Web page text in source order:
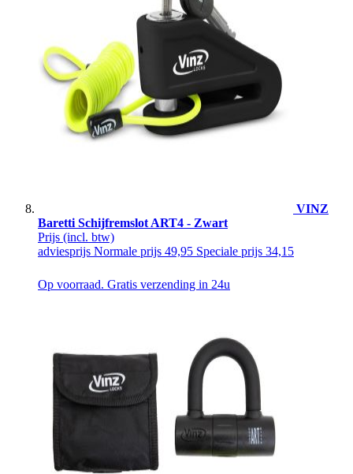
VINZ
Baretti Schijfremslot ART4 - Zwart
Prijs (incl. btw)
adviesprijs Normale prijs 49,95 Speciale prijs 34,15
Op voorraad. Gratis verzending in 24u